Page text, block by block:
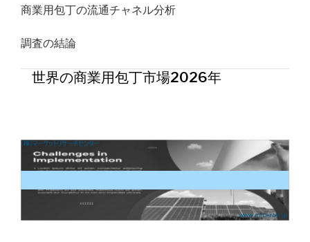
商業用包丁の流通チャネル分析
調査の結論
世界の商業用包丁市場2026年